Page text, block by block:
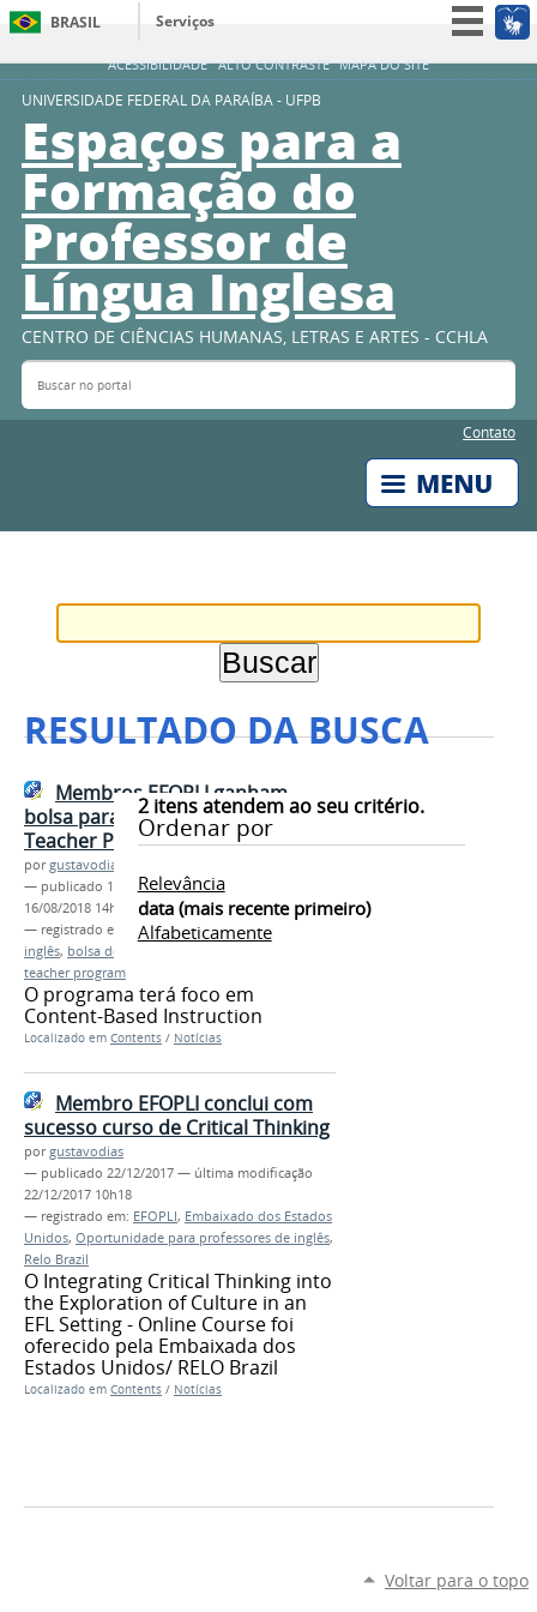
ACESSIBILIDADE ALTO CONTRASTE MAPA DO SITE
BRASIL
Serviços
Simplifique!
Acesso à informação
Canais
UNIVERSIDADE FEDERAL DA PARAÍBA - UFPB
Espaços para a
Formação do
Professor de
Língua Inglesa
CENTRO DE CIÊNCIAS HUMANAS, LETRAS E ARTES - CCHLA
Buscar no portal
Contato
RESULTADO DA BUSCA
2itens atendem ao seu critério.
Ordenar por
Relevância
data (mais recente primeiro)
Alfabeticamente
Membros EFOPLI ganham
bolsa para o American English E-
Teacher Program
porgustavodias
— publicado 13/08/2018—última modificação
16/08/2018 14h39
— registrado em:
Relo Brazil,professores de
inglês, bolsa de estudos
teacher program
O programa terá foco em
Content-Based Instruction
Localizado em Contents / Notícias
Membro EFOPLI conclui com
sucesso curso de Critical Thinking
porgustavodias
— publicado 22/12/2017 — última modificação
22/12/2017 10h18
— registrado em: EFOPLI, Embaixado dos Estados
Unidos, Oportunidade para professores de inglês,
Relo Brazil
O Integrating Critical Thinking into
the Exploration of Culture in an
EFL Setting - Online Course foi
oferecido pela Embaixada dos
Estados Unidos/ RELO Brazil
Localizado em Contents / Notícias
Voltar para o topo